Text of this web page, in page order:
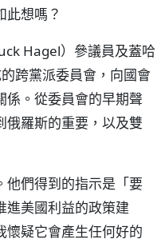
此想嗎？
Hagel）參議員及蓋哈
跨黨派委員會，向國會
係。從委員會的早期聲
俄羅斯的重要，以及雙
他們得到的指示是「要
進美國利益的政策建
懷疑它會產生任何好的